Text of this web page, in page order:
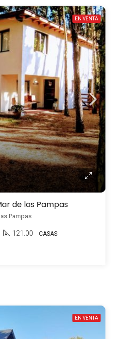
EN VENTA
de las Pampas
Pampas
121.00 CASAS
EN VENTA